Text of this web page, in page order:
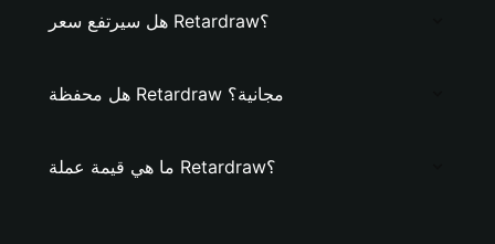
هل سيرتفع سعر Retardraw؟
هل محفظة Retardraw مجانية؟
ما هي قيمة عملة Retardraw؟